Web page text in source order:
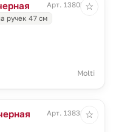
Арт. 13805.30
ручек 47 см
Molti
☆
Арт. 13838.30
☆